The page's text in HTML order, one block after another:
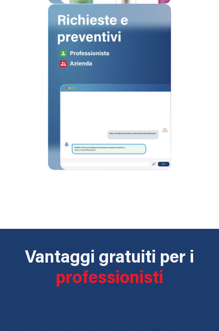
Amplia la tua rete
Richiedi preventivi, confronta soluzioni,
trova partner e fornitori in un
Vantaggi gratuiti per i
professionisti